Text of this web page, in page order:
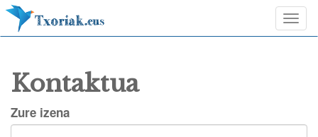
Kontaktua
Zure izena